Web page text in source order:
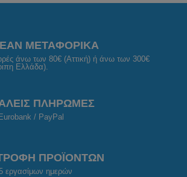
ΜΕΤΑΦΟΡΙΚΑ
άνω των 80€ (Αττική) ή άνω των 300€
Ελλάδα).
ΠΛΗΡΩΜΕΣ
/ PayPal
ΠΡΟΪΟΝΤΩΝ
εργασίμων ημερών